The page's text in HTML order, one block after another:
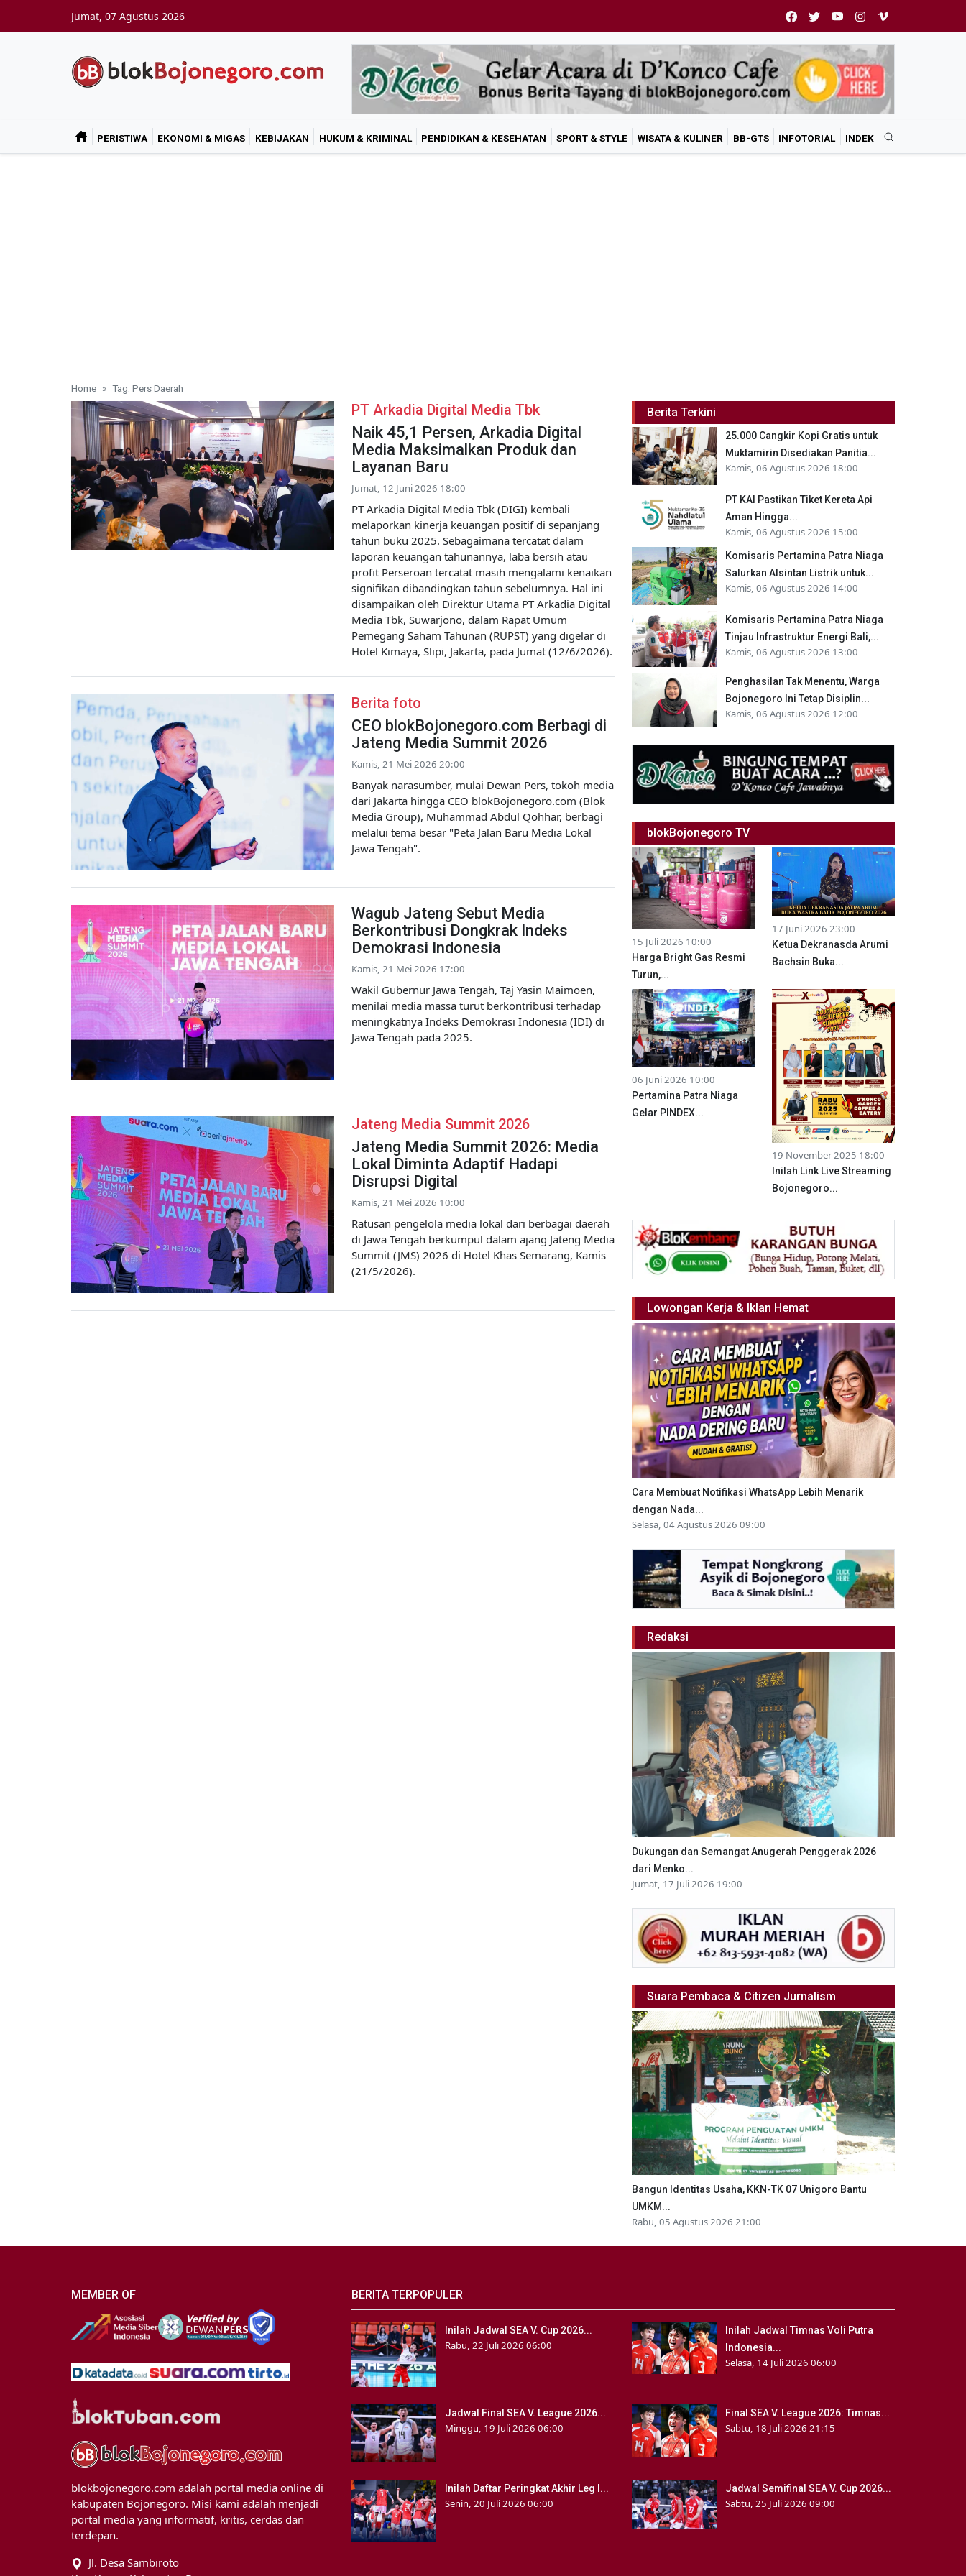
Jumat, 07 Agustus 2026
PERISTIWA EKONOMI & MIGAS KEBIJAKAN HUKUM & KRIMINAL PENDIDIKAN & KESEHATAN SPORT & STYLE WISATA & KULINER BB-GTS INFOTORIAL INDEK
Home Tag: Pers Daerah
PT Arkadia Digital Media Tbk
Naik 45,1 Persen, Arkadia Digital
Media Maksimalkan Produk dan
Layanan Baru
Jumat, 12 Juni 2026 18:00
PT Arkadia Digital Media Tbk (DIGI) kembali
melaporkan kinerja keuangan positif di sepanjang
tahun buku 2025. Sebagaimana tercatat dalam
laporan keuangan tahunannya, laba bersih atau
profit Perseroan tercatat masih mengalami kenaikan
signifikan dibandingkan tahun sebelumnya. Hal ini
disampaikan oleh Direktur Utama PT Arkadia Digital
Media Tbk, Suwarjono, dalam Rapat Umum
Pemegang Saham Tahunan (RUPST) yang digelar di
Hotel Kimaya, Slipi, Jakarta, pada Jumat (12/6/2026).
Berita foto
CEO blokBojonegoro.com Berbagi di
Jateng Media Summit 2026
Kamis, 21 Mei 2026 20:00
Banyak narasumber, mulai Dewan Pers, tokoh media
dari Jakarta hingga CEO blokBojonegoro.com (Blok
Media Group), Muhammad Abdul Qohhar, berbagi
melalui tema besar "Peta Jalan Baru Media Lokal
Jawa Tengah".
Wagub Jateng Sebut Media
Berkontribusi Dongkrak Indeks
Demokrasi Indonesia
Kamis, 21 Mei 2026 17:00
Wakil Gubernur Jawa Tengah, Taj Yasin Maimoen,
menilai media massa turut berkontribusi terhadap
meningkatnya Indeks Demokrasi Indonesia (IDI) di
Jawa Tengah pada 2025.
Jateng Media Summit 2026
Jateng Media Summit 2026: Media
Lokal Diminta Adaptif Hadapi
Disrupsi Digital
Kamis, 21 Mei 2026 10:00
Ratusan pengelola media lokal dari berbagai daerah
di Jawa Tengah berkumpul dalam ajang Jateng Media
Summit (JMS) 2026 di Hotel Khas Semarang, Kamis
(21/5/2026).
Berita Terkini
25.000 Cangkir Kopi Gratis untuk
Muktamirin Disediakan Panitia...
Kamis, 06 Agustus 2026 18:00
PT KAI Pastikan Tiket Kereta Api
Aman Hingga...
Kamis, 06 Agustus 2026 15:00
Komisaris Pertamina Patra Niaga
Salurkan Alsintan Listrik untuk...
Kamis, 06 Agustus 2026 14:00
Komisaris Pertamina Patra Niaga
Tinjau Infrastruktur Energi Bali,...
Kamis, 06 Agustus 2026 13:00
Penghasilan Tak Menentu, Warga
Bojonegoro Ini Tetap Disiplin...
Kamis, 06 Agustus 2026 12:00
blokBojonegoro TV
15 Juli 2026 10:00
Harga Bright Gas Resmi
Turun,...
17 Juni 2026 23:00
Ketua Dekranasda Arumi
Bachsin Buka...
06 Juni 2026 10:00
Pertamina Patra Niaga
Gelar PINDEX...
19 November 2025 18:00
Inilah Link Live Streaming
Bojonegoro...
Lowongan Kerja & Iklan Hemat
Cara Membuat Notifikasi WhatsApp Lebih Menarik
dengan Nada...
Selasa, 04 Agustus 2026 09:00
Redaksi
Dukungan dan Semangat Anugerah Penggerak 2026
dari Menko...
Jumat, 17 Juli 2026 19:00
Suara Pembaca & Citizen Jurnalism
Bangun Identitas Usaha, KKN-TK 07 Unigoro Bantu
UMKM...
Rabu, 05 Agustus 2026 21:00
MEMBER OF
blokbojonegoro.com adalah portal media online di
kabupaten Bojonegoro. Misi kami adalah menjadi
portal media yang informatif, kritis, cerdas dan
terdepan.
Jl. Desa Sambiroto
BERITA TERPOPULER
Inilah Jadwal SEA V. Cup 2026...
Rabu, 22 Juli 2026 06:00
Inilah Jadwal Timnas Voli Putra
Indonesia...
Selasa, 14 Juli 2026 06:00
Jadwal Final SEA V. League 2026...
Minggu, 19 Juli 2026 06:00
Final SEA V. League 2026: Timnas...
Sabtu, 18 Juli 2026 21:15
Inilah Daftar Peringkat Akhir Leg I...
Senin, 20 Juli 2026 06:00
Jadwal Semifinal SEA V. Cup 2026...
Sabtu, 25 Juli 2026 09:00